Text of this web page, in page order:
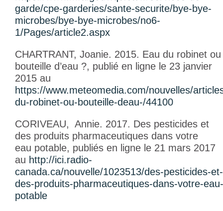
garde/cpe-garderies/sante-securite/bye-bye-
microbes/bye-bye-microbes/no6-
1/Pages/article2.aspx
CHARTRANT, Joanie. 2015. Eau du robinet ou
bouteille d’eau ?, publié en ligne le 23 janvier
2015 au
https://www.meteomedia.com/nouvelles/
du-robinet-ou-bouteille-deau-/44100
CORIVEAU, Annie. 2017. Des pesticides et
des produits pharmaceutiques dans votre
eau potable, publiés en ligne le 21 mars 2017
au http://ici.radio-
canada.ca/nouvelle/1023513/des-pesticides-et-
des-produits-pharmaceutiques-dans-votre-eau-
potable